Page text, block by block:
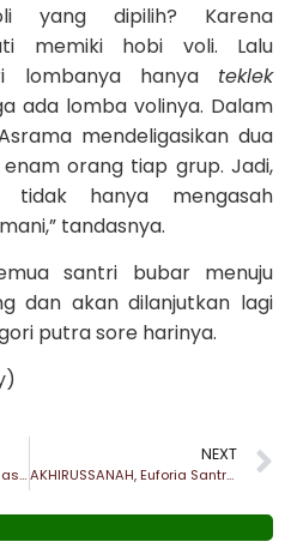
yang dipilih? Karena
memiki hobi voli. Lalu
lombanya hanya teklek
ada lomba volinya. Dalam
mendeligasikan dua
orang tiap grup. Jadi,
hanya mengasah
tandasnya.
santri bubar menuju
dan akan dilanjutkan lagi
putra sore harinya.
Akhirussanah, Kreasi Memasak dan Evaluasi Tahfidz Dafa Be-Songo
NEXT
AKHIRUSSANAH, Euforia Santri Bersholawat